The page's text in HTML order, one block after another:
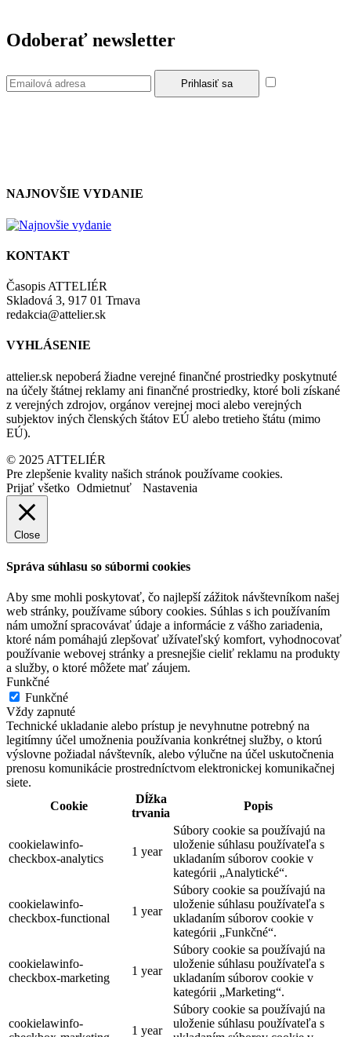
Odoberať newsletter
NAJNOVŠIE VYDANIE
KONTAKT
Časopis ATTELIÉR
Skladová 3, 917 01 Trnava
redakcia@attelier.sk
VYHLÁSENIE
attelier.sk nepoberá žiadne verejné finančné prostriedky poskytnuté
na účely štátnej reklamy ani finančné prostriedky, ktoré boli získané
z verejných zdrojov, orgánov verejnej moci alebo verejných
subjektov iných členských štátov EÚ alebo tretieho štátu (mimo
EÚ).
© 2025 ATTELIÉR
Pre zlepšenie kvality našich stránok používame cookies.
Prijať všetko Odmietnuť Nastavenia
Close
Správa súhlasu so súbormi cookies
Aby sme mohli poskytovať, čo najlepší zážitok návštevníkom našej
web stránky, používame súbory cookies. Súhlas s ich používaním
nám umožní spracovávať údaje a informácie z vášho zariadenia,
ktoré nám pomáhajú zlepšovať užívateľský komfort, vyhodnocovať
používanie webovej stránky a presnejšie cieliť reklamu na produkty
a služby, o ktoré môžete mať záujem.
Funkčné
Funkčné
Vždy zapnuté
Technické ukladanie alebo prístup je nevyhnutne potrebný na
legitímny účel umožnenia používania konkrétnej služby, o ktorú
výslovne požiadal návštevník, alebo výlučne na účel uskutočnenia
prenosu komunikácie prostredníctvom elektronickej komunikačnej
siete.
Cookie
Dĺžka
trvania
Popis
cookielawinfo-
checkbox-analytics
1 year
Súbory cookie sa používajú na
uloženie súhlasu používateľa s
ukladaním súborov cookie v
kategórii „Analytické“.
cookielawinfo-
checkbox-functional
1 year
Súbory cookie sa používajú na
uloženie súhlasu používateľa s
ukladaním súborov cookie v
kategórii „Funkčné“.
cookielawinfo-
checkbox-marketing
1 year
Súbory cookie sa používajú na
uloženie súhlasu používateľa s
ukladaním súborov cookie v
kategórii „Marketing“.
cookielawinfo-
1 year
Súbory cookie sa používajú na
uloženie súhlasu používateľa s